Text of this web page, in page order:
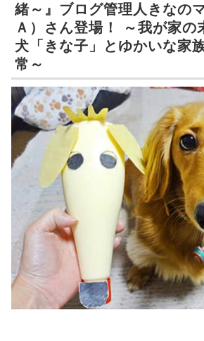
緒～』ブログ管理人きなの
Ａ）さん登場！ ～我が家の
犬「きな子」とゆかいな家
常～